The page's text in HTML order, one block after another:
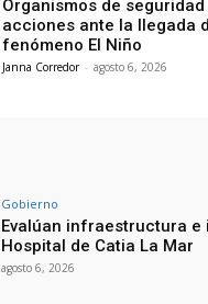
Organismos de
acciones ante la llegada
fenómeno El Niño
Janna Corredor - agosto 6, 2026
Gobierno
Evalúan infraestructura e
Hospital de Catia La Mar
agosto 6, 2026